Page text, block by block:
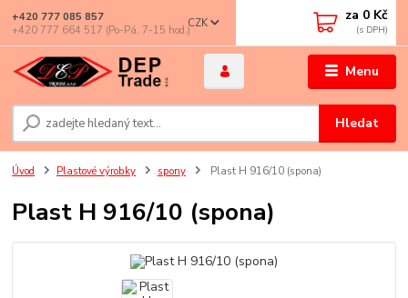
Menu
CZK
Hledat
+420 777 085 857
+420 777 664 517 (Po-Pá, 7-15 hod.)
za 0 Kč
Úvod Plastové výrobky spony Plast H 916/10 (spona)
Plast H 916/10 (spona)